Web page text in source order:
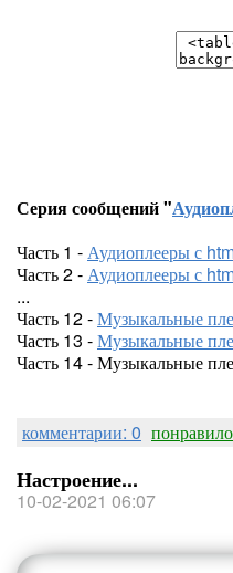
Серия сообщений "
Часть 1 -Аудиоплееры с
Часть 2 -Аудиоплееры с
...
Часть 12 -Музыкальные
Часть 13 -Музыкальные
Часть 14 - Музыкальные
комментарии: 0
Настроение...
10-02-2021 06:07